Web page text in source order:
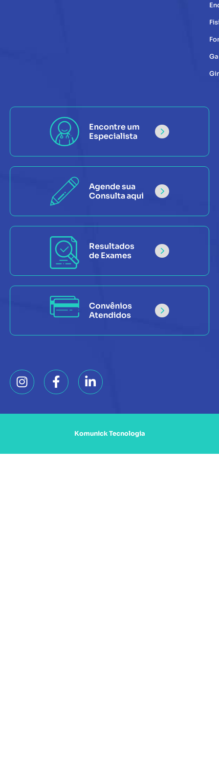
Encontre um
Especialista
Agende sua
Consulta aqui
Resultados
de Exames
Convênios
Atendidos
Komunick Tecnologia